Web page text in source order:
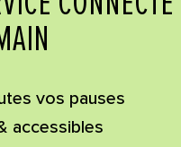
vos pauses
accessibles